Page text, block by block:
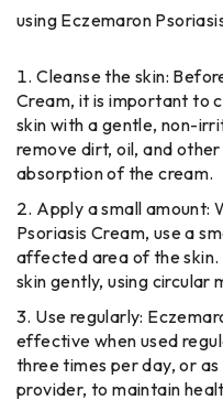
using Eczemaron
Cleanse the skin:
Cream, it is important to
skin with a gentle, non-
remove dirt, oil, and
absorption of the cream.
Apply a small amount:
Psoriasis Cream, use a
affected area of the
skin gently, using circular
Use regularly:
effective when used
three times per day, or
provider, to maintain